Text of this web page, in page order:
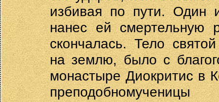
избивая по пути. Один
нанес ей смертельную
скончалась. Тело
на землю, было с
монастыре Диокритис в